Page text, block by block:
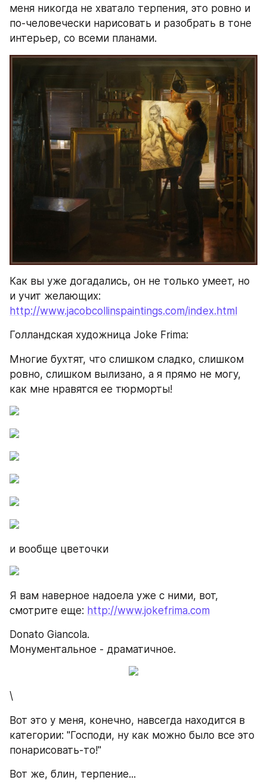
меня никогда не хватало терпения, это ровно и
по-человечески нарисовать и разобрать в тоне
интерьер, со всеми планами.
Как вы уже догадались, он не только умеет, но
http://www.jacobcollinspaintings.com/index.html
Голландская художница Joke Frima:
Многие бухтят, что слишком сладко, слишком
ровно, слишком вылизано, а я прямо не могу,
как мне нравятся ее тюрморты!
и вообще цветочки
Я вам наверное надоела уже с ними, вот,
смотрите еще: http://www.jokefrima.com
Donato Giancola.
Монументальное - драматичное.
\
Вот это у меня, конечно, навсегда находится в
категории: "Господи, ну как можно было все это
понарисовать-то!"
Вот же, блин, терпение...